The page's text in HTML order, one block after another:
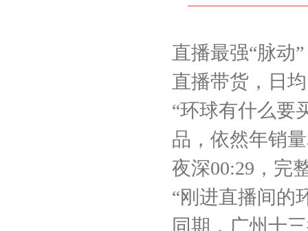
直播最强“脉动”
直播带货，日
“环球有什么要
品，依然年销
夜深00:29，完
“刚进直播间的
同期，广州十